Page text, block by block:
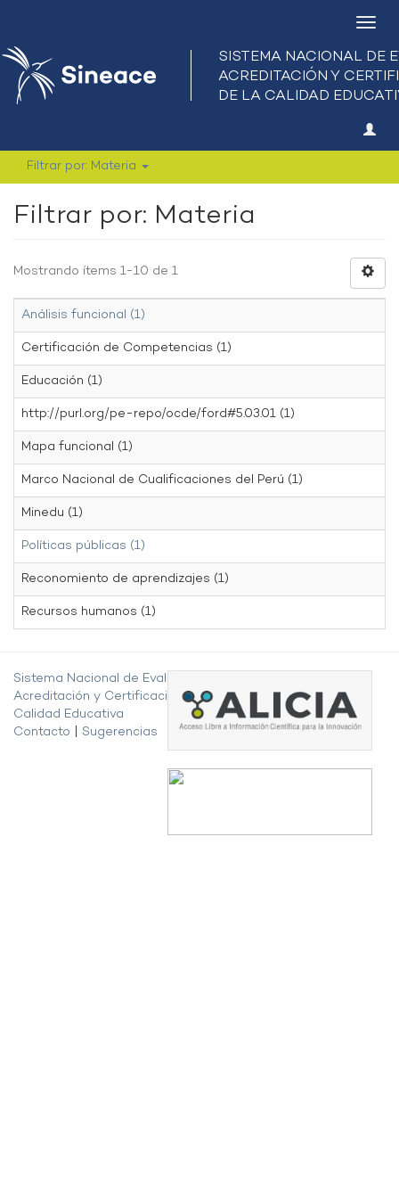
Filtrar por: Materia
Filtrar por: Materia
Mostrando ítems 1-10 de 1
Análisis funcional (1)
Certificación de Competencias (1)
Educación (1)
http://purl.org/pe-repo/ocde/ford#5.03.01 (1)
Mapa funcional (1)
Marco Nacional de Cualificaciones del Perú (1)
Minedu (1)
Políticas públicas (1)
Reconomiento de aprendizajes (1)
Recursos humanos (1)
Sistema Nacional de Evaluación,
Acreditación y Certificación de la
Calidad Educativa
Contacto
Sugerencias